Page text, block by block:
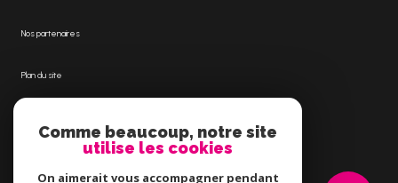
Nos partenaires
Plan du site
Comme beaucoup, notre site
utilise les cookies
On aimerait vous accompagner pendant